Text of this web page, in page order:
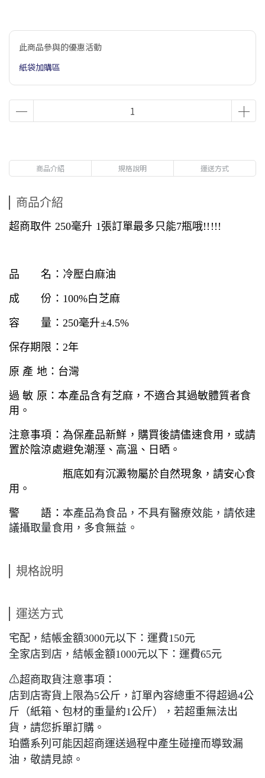
此商品參與的優惠活動
紙袋加購區
商品介紹 規格說明 運送方式
商品介紹
超商取件 250毫升 1張訂單最多只能7瓶哦!!!!!
品 名：冷壓白麻油
成 份：100%白芝麻
容 量：250毫升±4.5%
保存期限：2年
原 產 地：台灣
過 敏 原：本產品含有芝麻，不適合其過敏體質者食
用。
注意事項：為保產品新鮮，購買後請儘速食用，或請
置於陰涼處避免潮溼、高溫、日晒。
瓶底如有沉澱物屬於自然現象，請安心食
用。
警 語： 本產品為食品，不具有醫療效能，請依建
議攝取量食用，多食無益。
規格說明
運送方式
宅配，結帳金額3000元以下：運費150元
全家店到店，結帳金額1000元以下：運費65元
⚠超商取貨注意事項：
店到店寄貨上限為5公斤，訂單內容總重不得超過4公
斤（紙箱、包材的重量約1公斤），若超重無法出
貨，請您拆單訂購。
珀醬系列可能因超商運送過程中產生碰撞而導致漏
油，敬請見諒。